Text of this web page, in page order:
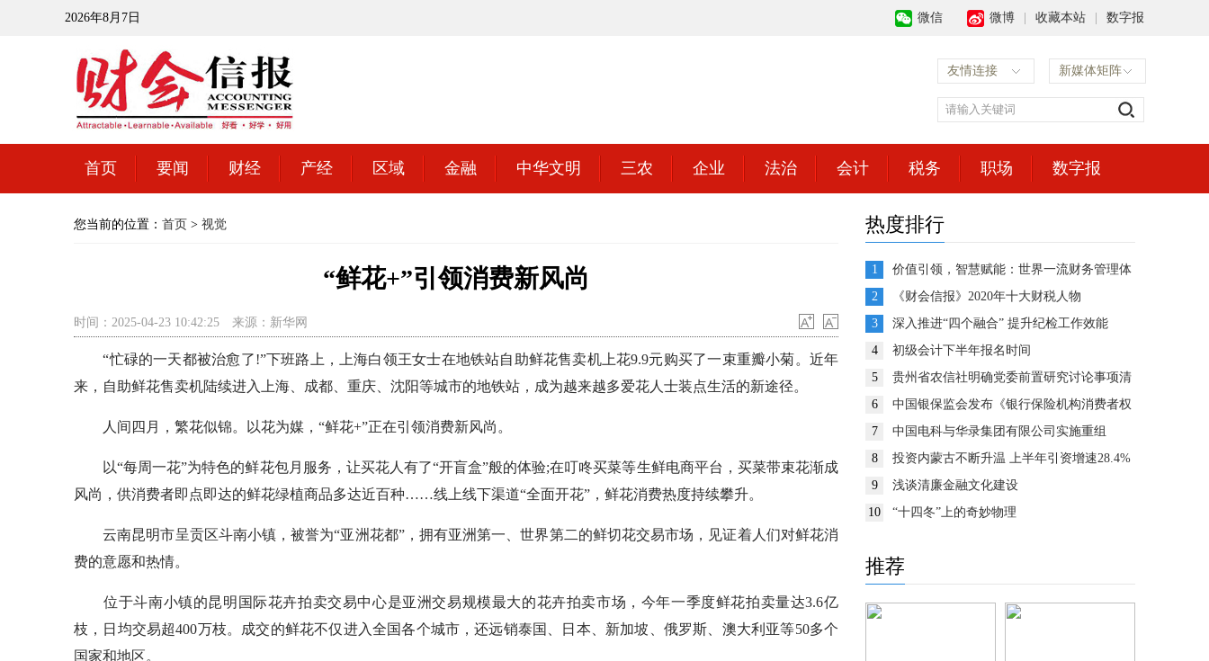
2026年8月7日 微信 微博 收藏本站 数字报
友情连接 新媒体矩阵
首页 要闻 财经 产经 区域 金融 中华文明 三农 企业 法治 会计 税务 职场 数字报
您当前的位置： 首页 > 视觉
“鲜花+”引领消费新风尚
时间：2025-04-23 10:42:25 来源：新华网
“忙碌的一天都被治愈了!”下班路上，上海白领王女士在地铁站自助鲜花售卖机上花9.9元购买了一束重瓣小菊。近年
来，自助鲜花售卖机陆续进入上海、成都、重庆、沈阳等城市的地铁站，成为越来越多爱花人士装点生活的新途径。
人间四月，繁花似锦。以花为媒，“鲜花+”正在引领消费新风尚。
以“每周一花”为特色的鲜花包月服务，让买花人有了“开盲盒”般的体验;在叮咚买菜等生鲜电商平台，买菜带束花渐成
风尚，供消费者即点即达的鲜花绿植商品多达近百种……线上线下渠道“全面开花”，鲜花消费热度持续攀升。
云南昆明市呈贡区斗南小镇，被誉为“亚洲花都”，拥有亚洲第一、世界第二的鲜切花交易市场，见证着人们对鲜花消
费的意愿和热情。
位于斗南小镇的昆明国际花卉拍卖交易中心是亚洲交易规模最大的花卉拍卖市场，今年一季度鲜花拍卖量达3.6亿
枝，日均交易超400万枝。成交的鲜花不仅进入全国各个城市，还远销泰国、日本、新加坡、俄罗斯、澳大利亚等50多个
国家和地区。
热度排行
1
价值引领，智慧赋能：世界一流财务管理体
系建设的思考与展望
2
《财会信报》2020年十大财税人物
3
深入推进“四个融合” 提升纪检工作效能
4
初级会计下半年报名时间
5
贵州省农信社明确党委前置研究讨论事项清
单推动企业决策高效运转
6
中国银保监会发布《银行保险机构消费者权
益保护监管评价办法》
7
中国电科与华录集团有限公司实施重组
8
投资内蒙古不断升温 上半年引资增速28.4%
9
浅谈清廉金融文化建设
10
“十四冬”上的奇妙物理
推荐